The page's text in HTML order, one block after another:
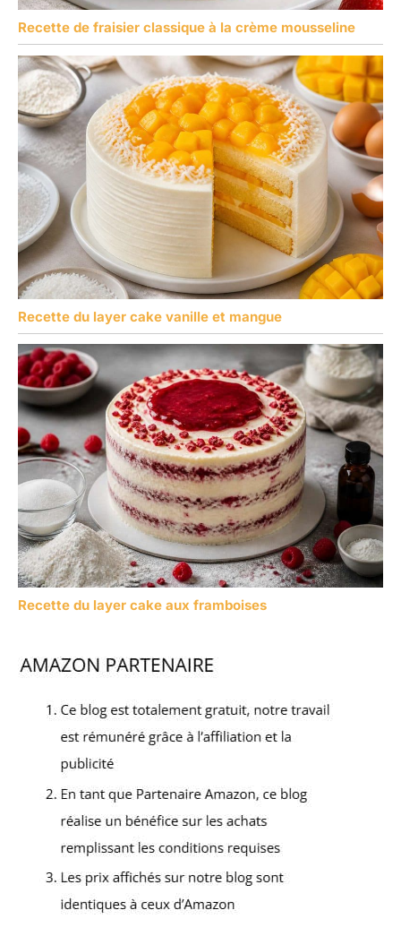
Recette de fraisier classique à la crème mousseline
Recette du layer cake vanille et mangue
Recette du layer cake aux framboises